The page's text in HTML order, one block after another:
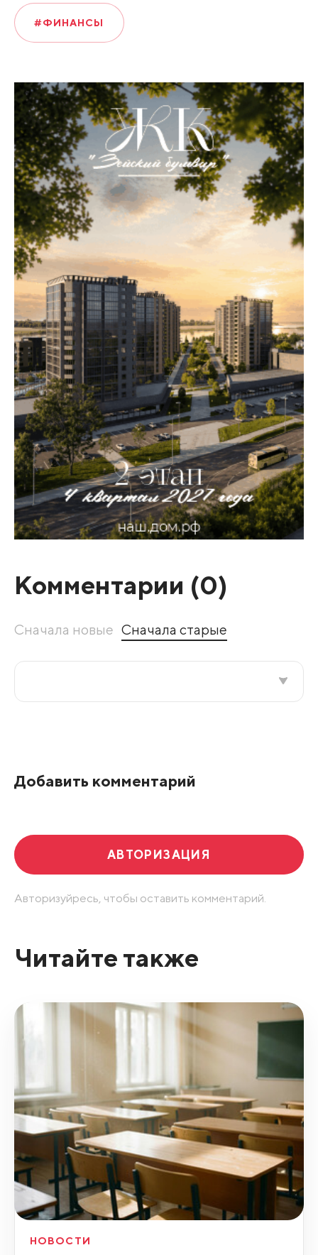
#ФИНАНСЫ
Комментарии (0)
Сначала новые Сначала старые
Добавить комментарий
АВТОРИЗАЦИЯ
Авторизуйресь, чтобы оставить комментарий.
Читайте также
НОВОСТИ